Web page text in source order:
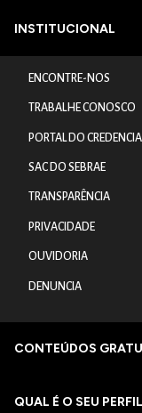
INSTITUCIONAL
ENCONTRE-NOS
TRABALHE CONOSCO
PORTAL DO
SAC DO SEBRAE
TRANSPARÊNCIA
PRIVACIDADE
OUVIDORIA
DENUNCIA
CONTEÚDOS
QUAL É O SEU